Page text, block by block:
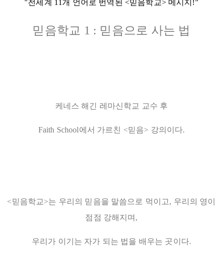
"전세계 11개 언어로 번역된 <믿음학교> 메시지!"
믿음학교 1 : 믿음으로 사는 법
케네스 해긴 레마신학교 교수 후
Faith School에서 가르친 <믿음> 강의이다.
<믿음학교>는 우리의 믿음을 말씀으로 먹이고, 우리의 영이
점점 강해지며,
우리가 이기는 자가 되는 법을 배우는 곳이다.